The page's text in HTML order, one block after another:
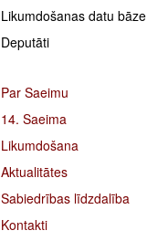
Likumdošanas datu bāze
Deputāti
Par Saeimu
14. Saeima
Likumdošana
Aktualitātes
Sabiedrības līdzdalība
Kontakti